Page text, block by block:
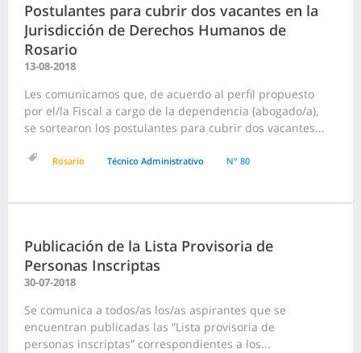
Postulantes para cubrir dos vacantes en la
Jurisdicción de Derechos Humanos de
Rosario
13-08-2018
Les comunicamos que, de acuerdo al perfil propuesto
por el/la Fiscal a cargo de la dependencia (abogado/a),
se sortearon los postulantes para cubrir dos vacantes...
Rosario Técnico Administrativo N° 80
Publicación de la Lista Provisoria de
Personas Inscriptas
30-07-2018
Se comunica a todos/as los/as aspirantes que se
encuentran publicadas las “Lista provisoria de
personas inscriptas” correspondientes a los...